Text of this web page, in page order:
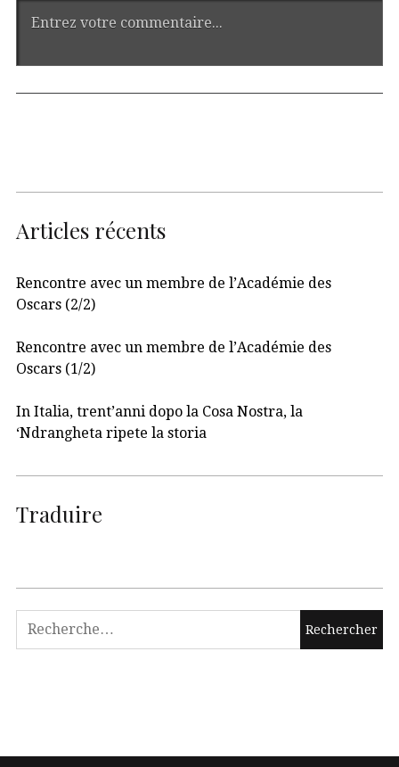
Articles récents
Rencontre avec un membre de l’Académie des
Oscars (2/2)
Rencontre avec un membre de l’Académie des
Oscars (1/2)
In Italia, trent’anni dopo la Cosa Nostra, la
‘Ndrangheta ripete la storia
Traduire